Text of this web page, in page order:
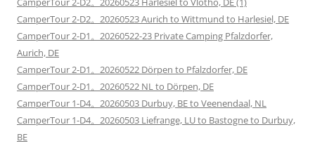
CamperTour 2-D2。20260523 Aurich to Wittmund to Harlesiel, DE
CamperTour 2-D1。20260522-23 Private Camping Pfalzdorfer,
Aurich, DE
CamperTour 2-D1。20260522 Dörpen to Pfalzdorfer, DE
CamperTour 2-D1。20260522 NL to Dörpen, DE
CamperTour 1-D4。20260503 Durbuy, BE to Veenendaal, NL
CamperTour 1-D4。20260503 Liefrange, LU to Bastogne to Durbuy,
BE